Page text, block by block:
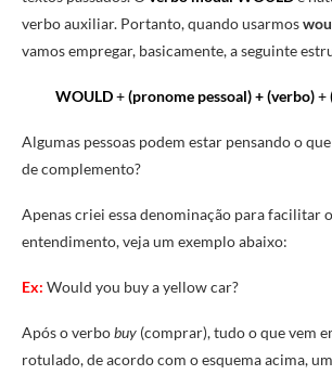
verbo auxiliar. Portanto, quando usarmos
vamos empregar, basicamente, a seguinte
WOULD+(pronome pessoal) + (verbo)+
Algumas pessoas podem estar pensando o
de complemento?
Apenas criei essa denominação para facilitar
entendimento, veja um exemplo abaixo:
Ex: Would you buy a yellow car?
Após o verbobuy (comprar), tudo o que vem
rotulado, de acordo com o esquema acima,